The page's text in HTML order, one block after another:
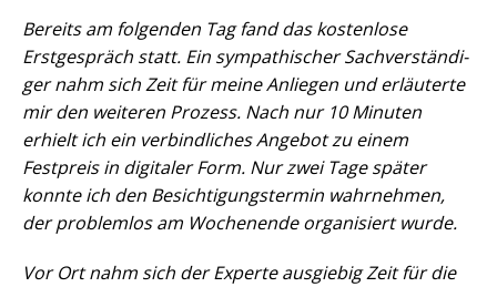
Bereits am folgenden Tag fand das kostenlose
Erstgespräch statt. Ein sympathischer Sach­ver­stän­di­
ger nahm sich Zeit für meine Anliegen und erläuterte
mir den weiteren Prozess. Nach nur 10 Minuten
erhielt ich ein verbindliches Angebot zu einem
Festpreis in digitaler Form. Nur zwei Tage später
konnte ich den Be­sich­ti­gungs­ter­min wahrnehmen,
der problemlos am Wochenende organisiert wurde.
Vor Ort nahm sich der Experte ausgiebig Zeit für die